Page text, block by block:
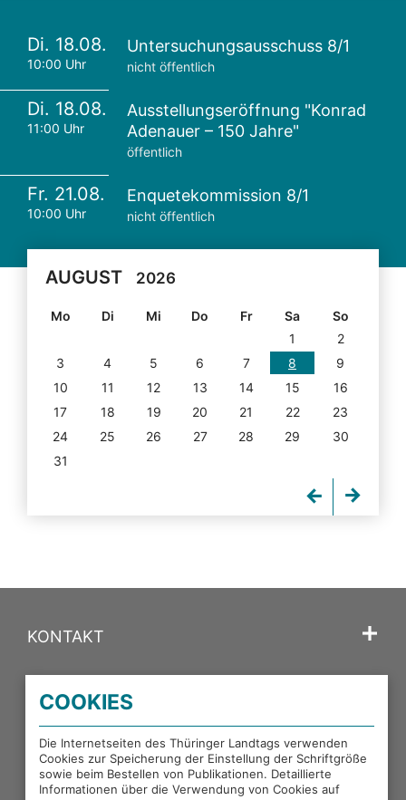
Di. 18.08.
10:00 Uhr
Untersuchungsausschuss 8/1
nicht öffentlich
Di. 18.08.
11:00 Uhr
Ausstellungseröffnung "Konrad
Adenauer – 150 Jahre"
öffentlich
Fr. 21.08.
10:00 Uhr
Enquetekommission 8/1
nicht öffentlich
AUGUST 2026
Mo Di Mi Do Fr Sa
So
1
2
3
4 5 6 7 8
9
10
11 12 13 14 15
16
17
18 19 20 21 22
23
24
25 26 27 28 29
30
31
KONTAKT
PORTALE DES THÜRINGER LANDTAGS
EXTERNE LINKS
COOKIES
Die Internetseiten des Thüringer Landtags verwenden
Cookies zur Speicherung der Einstellung der Schriftgröße
sowie beim Bestellen von Publikationen. Detaillierte
Informationen über die Verwendung von Cookies auf